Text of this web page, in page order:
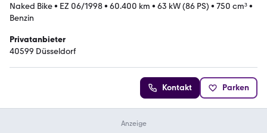
Naked Bike• EZ 06/1998• 60.400 km • 63 kW (86 PS) • 750 cm³•
Benzin
Privatanbieter
40599 Düsseldorf
Kontakt Parken